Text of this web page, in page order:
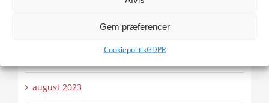
Gem præferencer
CookiepolitikGDPR
august 2023